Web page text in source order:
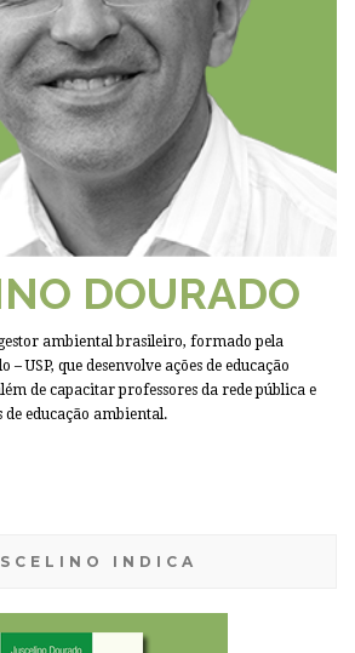
DOURADO
ambiental brasileiro, formado pela
– USP, que desenvolve ações de educação
de capacitar professores da rede pública e
educação ambiental.
INDICA